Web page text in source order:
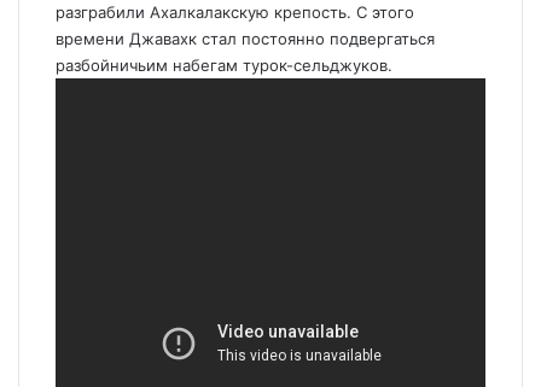
разграбили Ахалкалакскую крепость. С этого
времени Джавахк стал постоянно подвергаться
разбойничьим набегам турок-сельджуков.